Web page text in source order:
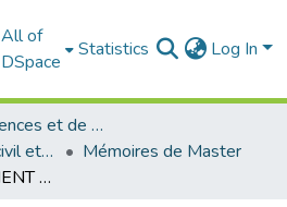
All of
DSpace
Statistics Log In
Faculté des sciences et de la technologie
Département Génie civil et Architecture
Mémoires de Master
ETUDE D'UN BATIMENT R+9 A USAGE D’HABITATION A ORAN SELON LES NORMES ALGERIENNES RPA 2024